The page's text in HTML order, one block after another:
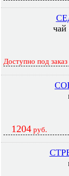
чай
Доступно под заказ
1204 руб.